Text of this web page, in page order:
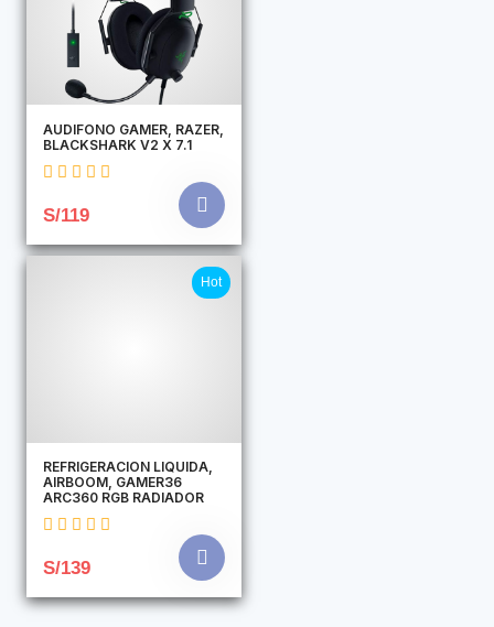
AUDIFONO GAMER, RAZER,
BLACKSHARK V2 X 7.1
S/119
Hot
REFRIGERACION LIQUIDA,
AIRBOOM, GAMER36
ARC360 RGB RADIADOR
S/139